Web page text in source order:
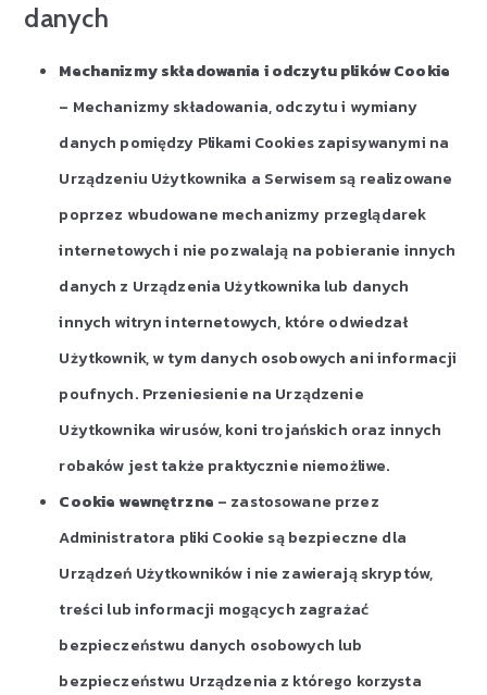
danych
Mechanizmy składowania i odczytu plików Cookie
– Mechanizmy składowania, odczytu i wymiany
danych pomiędzy Plikami Cookies zapisywanymi na
Urządzeniu Użytkownika a Serwisem są realizowane
poprzez wbudowane mechanizmy przeglądarek
internetowych i nie pozwalają na pobieranie innych
danych z Urządzenia Użytkownika lub danych
innych witryn internetowych, które odwiedzał
Użytkownik, w tym danych osobowych ani informacji
poufnych. Przeniesienie na Urządzenie
Użytkownika wirusów, koni trojańskich oraz innych
robaków jest także praktycznie niemożliwe.
Cookie wewnętrzne – zastosowane przez
Administratora pliki Cookie są bezpieczne dla
Urządzeń Użytkowników i nie zawierają skryptów,
treści lub informacji mogących zagrażać
bezpieczeństwu danych osobowych lub
bezpieczeństwu Urządzenia z którego korzysta